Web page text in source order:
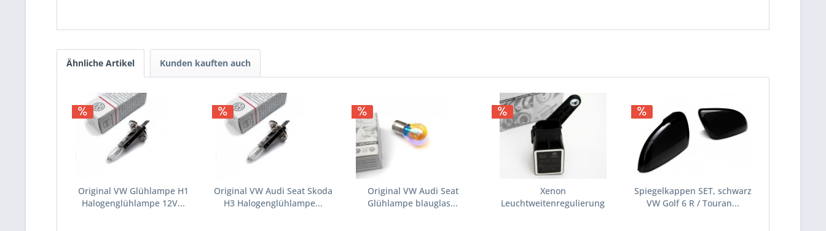
Ähnliche Artikel Kunden kauften auch
Original VW Glühlampe H1
Halogenglühlampe 12V...
Original VW Audi Seat Skoda
H3 Halogenglühlampe...
Original VW Audi Seat
Glühlampe blauglas...
Xenon
Leuchtweitenregulierung
Spiegelkappen SET, schwarz
VW Golf 6 R / Touran...